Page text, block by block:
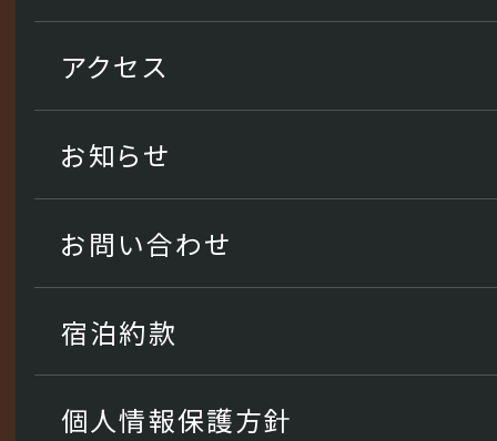
アクセス
お知らせ
お問い合わせ
宿泊約款
個人情報保護方針